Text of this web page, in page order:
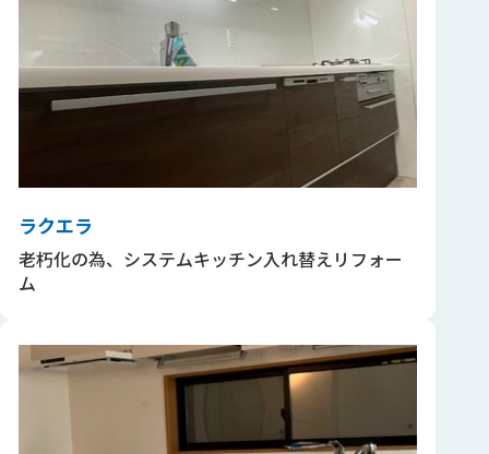
ラクエラ
老朽化の為、システムキッチン入れ替えリフォー
ム